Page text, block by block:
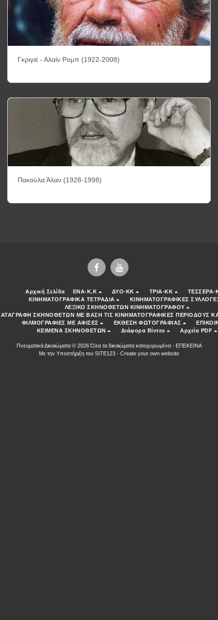
Γκριγιέ - Αλαίν Ρομπ (1922-2008)
Πακούλα Άλαν (1928-1998)
Αρχική Σελίδα ENA-K.K ΔΥΟ-ΚΚ ΤΡΙΑ-ΚΚ
ΤΕΣΣΕΡΑ-
ΚΙΝΗΜΑΤΟΓΡΑΦΙΚΑ ΤΕΤΡΑΔΙΑ
ΚΙΝΗΜΑΤΟΓΡΑΦΙΚΕΣ
ΛΕΞΙΚΟ ΣΚΗΝΟΘΕΤΩΝ ΚΙΝΗΜΑΤΟΓΡΑΦΟΥ
ΣΚΗΝΟΘΕΤΩΝ ΜΕ ΒΑΣΗ ΤΙΣ ΚΙΝΗΜΑΤΟΓΡΑΦΙΚΕΣ ΠΕΡΙΟΔΟΥΣ
ΦΙΛΜΟΓΡΑΦΙΕΣ ΜΕ ΑΦΙΣΕΣ
ΕΚΘΕΣΗ ΦΩΤΟΓΡΑΦΙΑΣ
ΚΕΙΜΕΝΑ ΣΚΗΝΟΘΕΤΩΝ
Διάφορα Βίντεο Αρχεία PDF
Πνευματικά Δικαιώματα © 2026 Όλα τα δικαιώματα κατοχυρωμένα - ΕΠΕΚΕΙΝΑ
Με την Υποστήριξη του SITE123 - Create your own website